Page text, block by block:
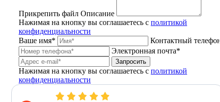
Прикрепить файл Описание
Нажимая на кнопку вы соглашаетесь с политикой
конфиденциальности
Ваше имя*
Контактный
Электронная почта*
Запросить
Нажимая на кнопку вы соглашаетесь с политикой
конфиденциальности